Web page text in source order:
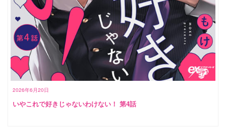
2026年6月20日
いやこれで好きじゃないわけない！ 第4話